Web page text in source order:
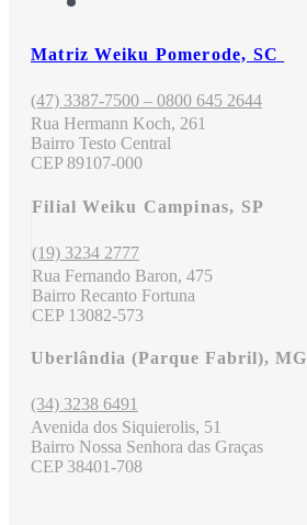
Matriz Weiku Pomerode, SC
(47) 3387-7500 – 0800 645 2644
Rua Hermann Koch, 261
Bairro Testo Central
CEP 89107-000
Filial Weiku Campinas, SP
(19) 3234 2777
Rua Fernando Baron, 475
Bairro Recanto Fortuna
CEP 13082-573
Uberlândia (Parque Fabril), MG
(34) 3238 6491
Avenida dos Siquierolis, 51
Bairro Nossa Senhora das Graças
CEP 38401-708